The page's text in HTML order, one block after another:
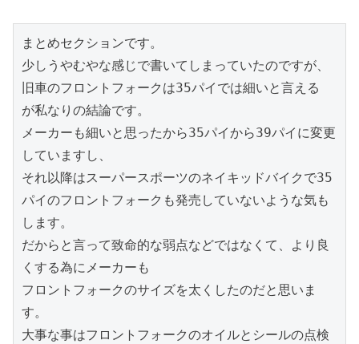
まとめセクションです。
少しうやむやな感じで書いてしまっていたのですが、
旧車のフロントフォークは35パイでは細いと言える
が私なりの結論です。
メーカーも細いと思ったから35パイから39パイに変更
していますし、
それ以降はスーパースポーツのネイキッドバイクで35
パイのフロントフォークも発売していないような気も
します。
だからと言って致命的な弱点などではなくて、より良
くする為にメーカーも
フロントフォークのサイズを太くしたのだと思いま
す。
大事な事はフロントフォークのオイルとシールの点検